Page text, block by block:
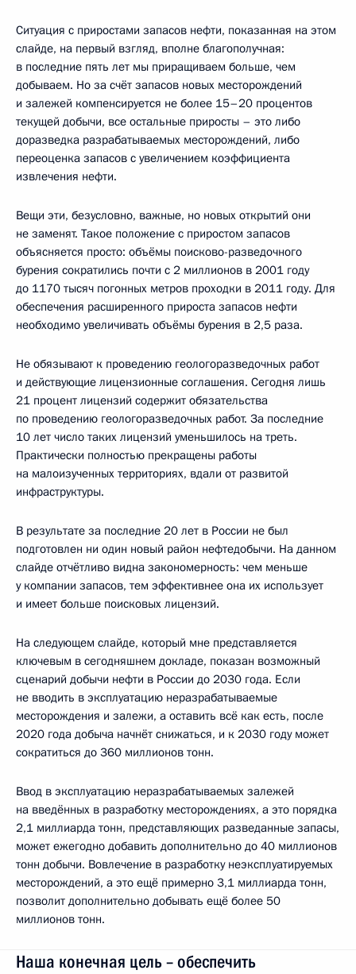
Ситуация с приростами запасов нефти, показанная на этом
слайде, на первый взгляд, вполне благополучная:
в последние пять лет мы приращиваем больше, чем
добываем. Но за счёт запасов новых месторождений
и залежей компенсируется не более 15–20 процентов
текущей добычи, все остальные приросты – это либо
доразведка разрабатываемых месторождений, либо
переоценка запасов с увеличением коэффициента
извлечения нефти.
Вещи эти, безусловно, важные, но новых открытий они
не заменят. Такое положение с приростом запасов
объясняется просто: объёмы поисково-разведочного
бурения сократились почти с 2 миллионов в 2001 году
до 1170 тысяч погонных метров проходки в 2011 году. Для
обеспечения расширенного прироста запасов нефти
необходимо увеличивать объёмы бурения в 2,5 раза.
Не обязывают к проведению геологоразведочных работ
и действующие лицензионные соглашения. Сегодня лишь
21 процент лицензий содержит обязательства
по проведению геологоразведочных работ. За последние
10 лет число таких лицензий уменьшилось на треть.
Практически полностью прекращены работы
на малоизученных территориях, вдали от развитой
инфраструктуры.
В результате за последние 20 лет в России не был
подготовлен ни один новый район нефтедобычи. На данном
слайде отчётливо видна закономерность: чем меньше
у компании запасов, тем эффективнее она их использует
и имеет больше поисковых лицензий.
На следующем слайде, который мне представляется
ключевым в сегодняшнем докладе, показан возможный
сценарий добычи нефти в России до 2030 года. Если
не вводить в эксплуатацию неразрабатываемые
месторождения и залежи, а оставить всё как есть, после
2020 года добыча начнёт снижаться, и к 2030 году может
сократиться до 360 миллионов тонн.
Ввод в эксплуатацию неразрабатываемых залежей
на введённых в разработку месторождениях, а это порядка
2,1 миллиарда тонн, представляющих разведанные запасы,
может ежегодно добавить дополнительно до 40 миллионов
тонн добычи. Вовлечение в разработку неэксплуатируемых
месторождений, а это ещё примерно 3,1 миллиарда тонн,
позволит дополнительно добывать ещё более 50
миллионов тонн.
Наша конечная цель – обеспечить